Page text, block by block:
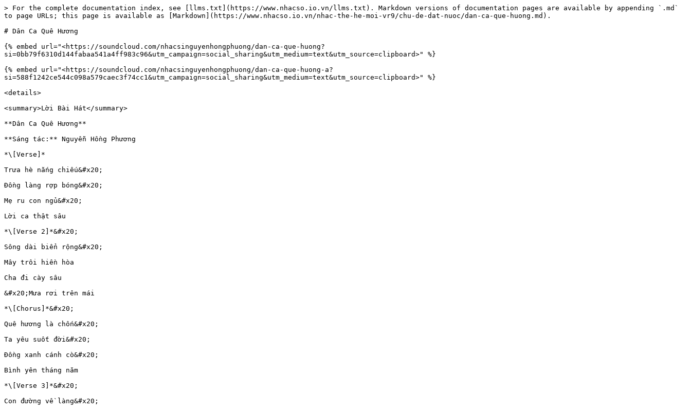
> For the complete documentation index, see [llms.txt](https://www.nhacso.io.vn/llms.txt). Markdown versions of documentation pages are available by appending `.md`
to page URLs; this page is available as [Markdown](https://www.nhacso.io.vn/nhac-the-he-moi-vr9/chu-de-dat-nuoc/dan-ca-que-huong.md).
# Dân Ca Quê Hương
{% embed url="<https://soundcloud.com/nhacsinguyenhongphuong/dan-ca-que-huong?
si=0bb79f6310d144fabaa541a4ff983c96&utm_campaign=social_sharing&utm_medium=text&utm_source=clipboard>" %}
{% embed url="<https://soundcloud.com/nhacsinguyenhongphuong/dan-ca-que-huong-a?
si=588f1242ce544c098a579caec3f74cc1&utm_campaign=social_sharing&utm_medium=text&utm_source=clipboard>" %}
<details>
<summary>Lời Bài Hát</summary>
**Dân Ca Quê Hương**
**Sáng tác:** Nguyễn Hồng Phương
*\[Verse]*
Trưa hè nắng chiếu&#x20;
Đồng làng rợp bóng&#x20;
Mẹ ru con ngủ&#x20;
Lời ca thật sâu
*\[Verse 2]*&#x20;
Sông dài biển rộng&#x20;
Mây trôi hiền hòa
Cha đi cày sâu
&#x20;Mưa rơi trên mái
*\[Chorus]*&#x20;
Quê hương là chốn&#x20;
Ta yêu suốt đời&#x20;
Đồng xanh cánh cò&#x20;
Bình yên tháng năm
*\[Verse 3]*&#x20;
Con đường về làng&#x20;